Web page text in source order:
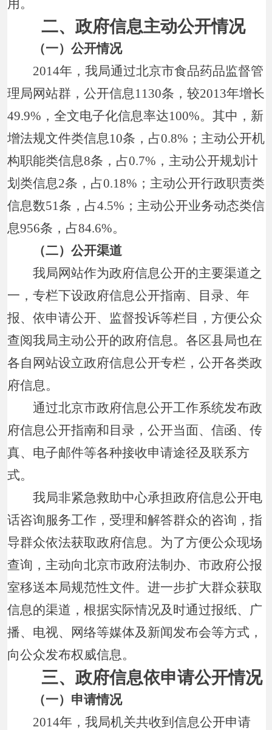
用。
二、政府信息主动公开情况
（一）公开情况
2014年，我局通过北京市食品药品监督管
理局网站群，公开信息1130条，较2013年增长
49.9%，全文电子化信息率达100%。其中，新
增法规文件类信息10条，占0.8%；主动公开机
构职能类信息8条，占0.7%，主动公开规划计
划类信息2条，占0.18%；主动公开行政职责类
信息数51条，占4.5%；主动公开业务动态类信
息956条，占84.6%。
（二）公开渠道
我局网站作为政府信息公开的主要渠道之
一，专栏下设政府信息公开指南、目录、年
报、依申请公开、监督投诉等栏目，方便公众
查阅我局主动公开的政府信息。各区县局也在
各自网站设立政府信息公开专栏，公开各类政
府信息。
通过北京市政府信息公开工作系统发布政
府信息公开指南和目录，公开当面、信函、传
真、电子邮件等各种接收申请途径及联系方
式。
我局非紧急救助中心承担政府信息公开电
话咨询服务工作，受理和解答群众的咨询，指
导群众依法获取政府信息。为了方便公众现场
查询，主动向北京市政府法制办、市政府公报
室移送本局规范性文件。进一步扩大群众获取
信息的渠道，根据实际情况及时通过报纸、广
播、电视、网络等媒体及新闻发布会等方式，
向公众发布权威信息。
三、政府信息依申请公开情况
（一）申请情况
2014年，我局机关共收到信息公开申请